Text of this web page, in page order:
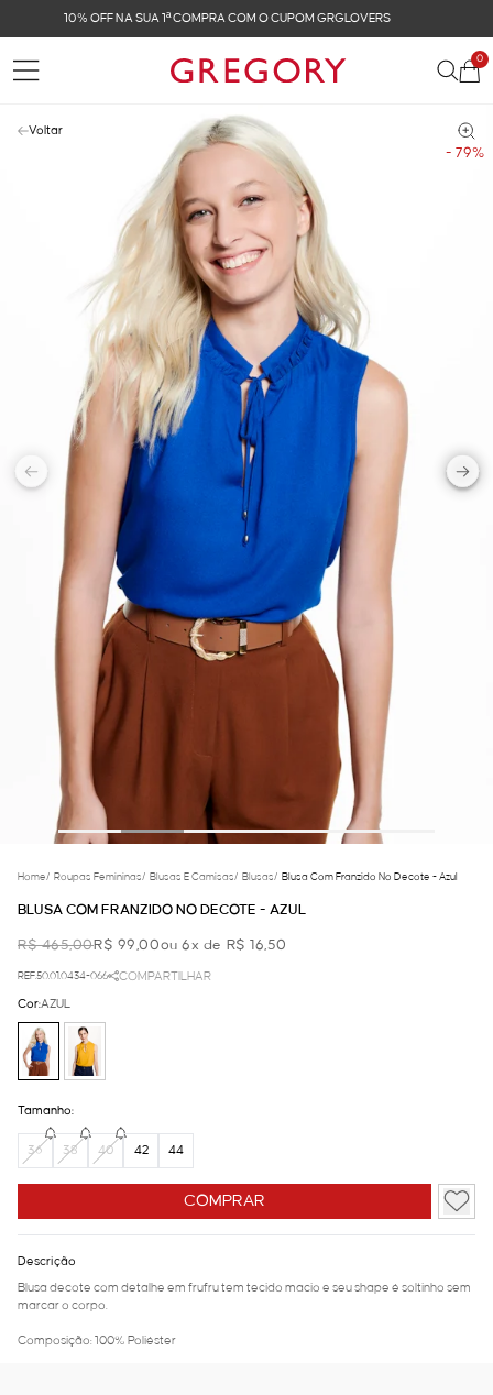
FRETE GRÁTIS NAS COMPRAS ACIMA DE R$ 899
0
- 79%
Voltar
Home/ Roupas Femininas/ Blusas E Camisas/ Blusas/ Blusa Com Franzido No Decote - Azul
BLUSA COM FRANZIDO NO DECOTE - AZUL
R$ 465,00R$ 99,00ou 6x de R$ 16,50
REF.50.01.0434-066 COMPARTILHAR
COMPRAR
Cor:AZUL
Tamanho:
36 38 40 42 44
Descrição
Blusa decote com detalhe em frufru tem tecido macio e seu shape é soltinho sem
marcar o corpo.
Composição: 100% Poliéster